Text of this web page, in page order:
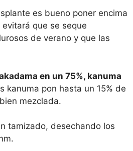
es bueno poner encima
que se seque
de verano y que las
en un 75%, kanuma
kanuma pon hasta un 15% de
mezclada.
tamizado, desechando los